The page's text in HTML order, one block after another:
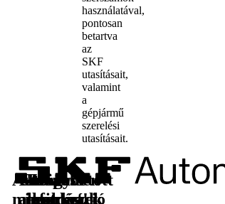
használatával,
pontosan
betartva
az
SKF
utasításait,
valamint
a
gépjármű
szerelési
utasításait.
Autóipari
megoldások
Utángyártott
alkatrészek
További
információ
Kövessen
minket!